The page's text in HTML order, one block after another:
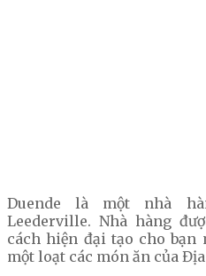
Duende là một nhà
Leederville. Nhà hàng
cách hiện đại tạo cho bạn
một loạt các món ăn của